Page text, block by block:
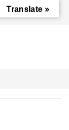
Translate »